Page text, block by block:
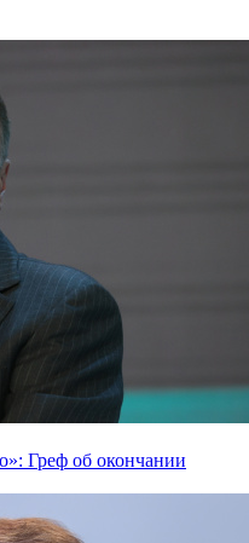
Греф об окончании